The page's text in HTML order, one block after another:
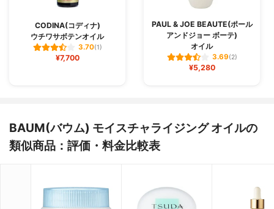
CODINA(コディナ)
ウチワサボテンオイル
3.70(1)
¥7,700
PAUL & JOE BEAUTE(ポール
アンドジョー ボーテ)
オイル
3.69(2)
¥5,280
BAUM(バウム) モイスチャライジング オイルの
類似商品：評価・料金比較表